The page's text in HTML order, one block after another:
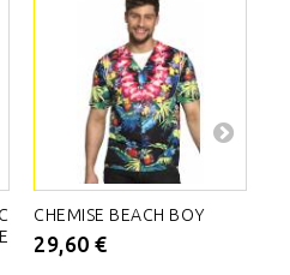
CHEMISE BEACH BOY
29,60 €